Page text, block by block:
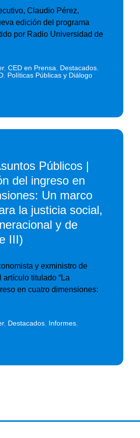
Claudio Pérez,
edición del programa
por Radio Universidad de
,CED en Prensa Destacados
, Políticas Públicas y Diálogo
Públicos |
del ingreso en
Un marco
la justicia social,
y de
III)
y exministro de
artículo titulado “La
en cuatro dimensiones:
, Destacados Informes